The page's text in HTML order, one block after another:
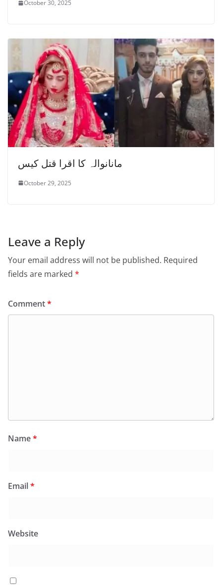
October 30, 2025
مانانوالہ کا اقرا قتل کیس
October 29, 2025
Leave a Reply
Your email address will not be published. Required
fields are marked *
Comment*
Name*
Email*
Website